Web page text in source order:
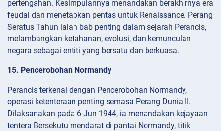
pertengahan. Kesimpulannya menandakan berakhirnya era
feudal dan menetapkan pentas untuk Renaissance. Perang
Seratus Tahun ialah bab penting dalam sejarah Perancis,
melambangkan ketahanan, evolusi, dan kemunculan
negara sebagai entiti yang bersatu dan berkuasa.
15. Pencerobohan Normandy
Perancis terkenal dengan Pencerobohan Normandy,
operasi ketenteraan penting semasa Perang Dunia II.
Dilaksanakan pada 6 Jun 1944, ia menandakan kejayaan
tentera Bersekutu mendarat di pantai Normandy, titik